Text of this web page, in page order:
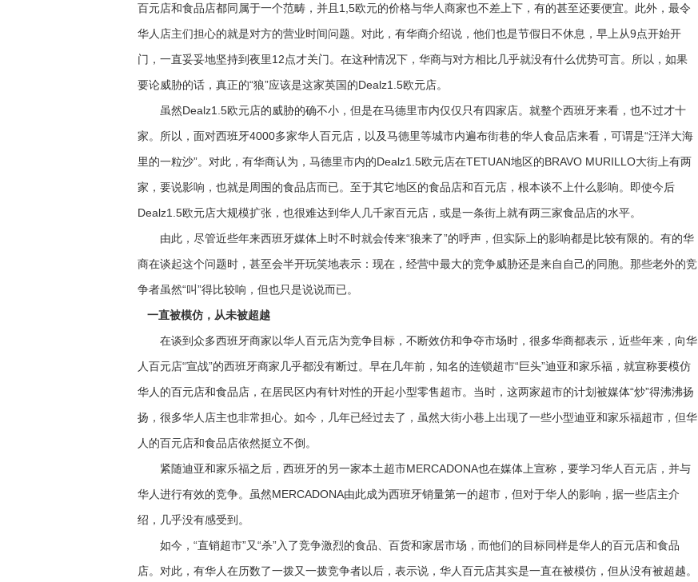
百元店和食品店都同属于一个范畴，并且1,5欧元的价格与华人商家也不差上下，有的甚至还要便宜。此外，最令
华人店主们担心的就是对方的营业时间问题。对此，有华商介绍说，他们也是节假日不休息，早上从9点开始开
门，一直妥妥地坚持到夜里12点才关门。在这种情况下，华商与对方相比几乎就没有什么优势可言。所以，如果
要论威胁的话，真正的“狼”应该是这家英国的Dealz1.5欧元店。
虽然Dealz1.5欧元店的威胁的确不小，但是在马德里市内仅仅只有四家店。就整个西班牙来看，也不过才十
家。所以，面对西班牙4000多家华人百元店，以及马德里等城市内遍布街巷的华人食品店来看，可谓是“汪洋大海
里的一粒沙”。对此，有华商认为，马德里市内的Dealz1.5欧元店在TETUAN地区的BRAVO MURILLO大街上有两
家，要说影响，也就是周围的食品店而已。至于其它地区的食品店和百元店，根本谈不上什么影响。即使今后
Dealz1.5欧元店大规模扩张，也很难达到华人几千家百元店，或是一条街上就有两三家食品店的水平。
由此，尽管近些年来西班牙媒体上时不时就会传来“狼来了”的呼声，但实际上的影响都是比较有限的。有的华
商在谈起这个问题时，甚至会半开玩笑地表示：现在，经营中最大的竞争威胁还是来自自己的同胞。那些老外的竞
争者虽然“叫”得比较响，但也只是说说而已。
一直被模仿，从未被超越
在谈到众多西班牙商家以华人百元店为竞争目标，不断效仿和争夺市场时，很多华商都表示，近些年来，向华
人百元店“宣战”的西班牙商家几乎都没有断过。早在几年前，知名的连锁超市“巨头”迪亚和家乐福，就宣称要模仿
华人的百元店和食品店，在居民区内有针对性的开起小型零售超市。当时，这两家超市的计划被媒体“炒”得沸沸扬
扬，很多华人店主也非常担心。如今，几年已经过去了，虽然大街小巷上出现了一些小型迪亚和家乐福超市，但华
人的百元店和食品店依然挺立不倒。
紧随迪亚和家乐福之后，西班牙的另一家本土超市MERCADONA也在媒体上宣称，要学习华人百元店，并与
华人进行有效的竞争。虽然MERCADONA由此成为西班牙销量第一的超市，但对于华人的影响，据一些店主介
绍，几乎没有感受到。
如今，“直销超市”又“杀”入了竞争激烈的食品、百货和家居市场，而他们的目标同样是华人的百元店和食品
店。对此，有华人在历数了一拨又一拨竞争者以后，表示说，华人百元店其实是一直在被模仿，但从没有被超越。